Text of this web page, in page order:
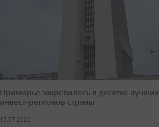
Приморье закрепилось в десятке лучших
инвест-регионов страны
17.07.2026